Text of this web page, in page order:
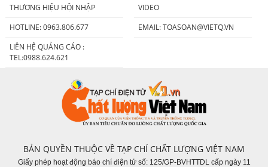
THƯƠNG HIỆU HỘI NHẬP
VIDEO
HOTLINE: 0963.806.677
EMAIL:TOASOAN@VIETQ.VN
LIÊN HỆ QUẢNG CÁO :
TEL:0988.624.621
BẢN QUYỀN THUỘC VỀ TẠP CHÍ CHẤT LƯỢNG VIỆT NAM
Giấy phép hoạt động báo chí điện tử số: 125/GP-BVHTTDL cấp ngày 11